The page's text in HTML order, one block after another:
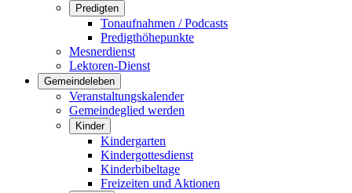
Predigten
Tonaufnahmen / Podcasts
Predigthöhepunkte
Mesnerdienst
Lektoren-Dienst
Gemeindeleben
Veranstaltungskalender
Gemeindeglied werden
Kinder
Kindergarten
Kindergottesdienst
Kinderbibeltage
Freizeiten und Aktionen